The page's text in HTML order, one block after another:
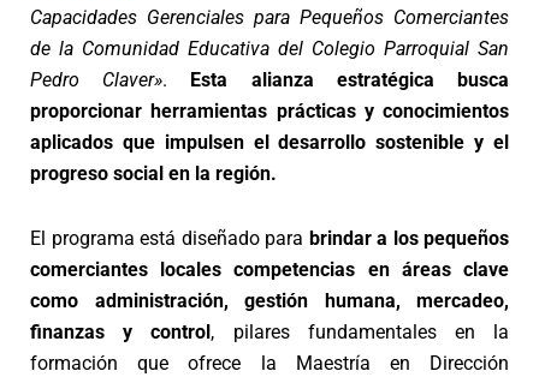
Capacidades Gerenciales para Pequeños Comerciantes
de la Comunidad Educativa del Colegio Parroquial San
Pedro Claver».
Esta alianza estratégica busca
proporcionar herramientas prácticas y conocimientos
aplicados que impulsen el desarrollo sostenible y el
progreso social en la región.
El programa está diseñado para brindar a los pequeños
comerciantes locales competencias en áreas clave
como administración, gestión humana, mercadeo,
finanzas y control , pilares fundamentales en la
formación que ofrece la Maestría en Dirección